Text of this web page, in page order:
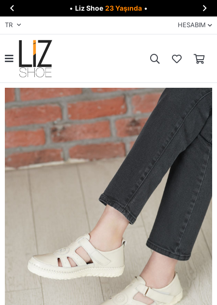
 • Liz Shoe 23 Yaşında • 
TR HESABIM